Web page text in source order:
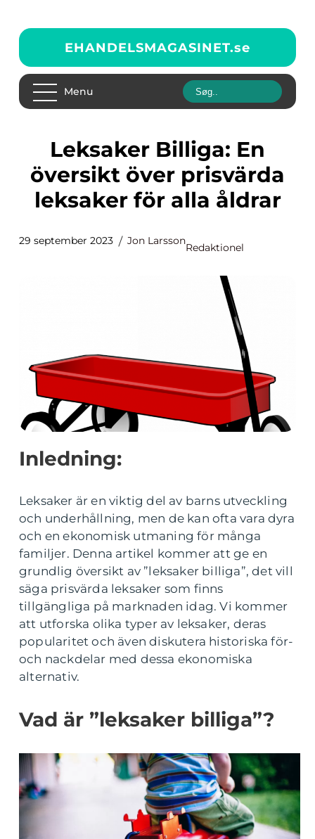
EHANDELSMAGASINET.se
Menu
Leksaker Billiga: En
översikt över prisvärda
leksaker för alla åldrar
29 september 2023 Jon Larsson
Redaktionel
Inledning:
Leksaker är en viktig del av barns utveckling
och underhållning, men de kan ofta vara dyra
och en ekonomisk utmaning för många
familjer. Denna artikel kommer att ge en
grundlig översikt av ”leksaker billiga”, det vill
säga prisvärda leksaker som finns
tillgängliga på marknaden idag. Vi kommer
att utforska olika typer av leksaker, deras
popularitet och även diskutera historiska för-
och nackdelar med dessa ekonomiska
alternativ.
Vad är ”leksaker billiga”?